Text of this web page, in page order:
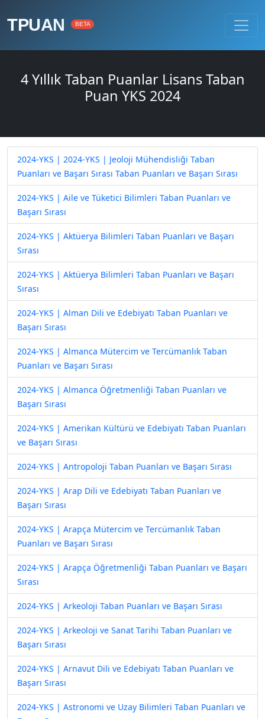
TPUAN BETA
4 Yıllık Taban Puanlar Lisans Taban
Puan YKS 2024
2024-YKS | 2024-YKS | Jeoloji Mühendisliği Taban
Puanları ve Başarı Sırası Taban Puanları ve Başarı Sırası
2024-YKS | Aile ve Tüketici Bilimleri Taban Puanları ve
Başarı Sırası
2024-YKS | Aktüerya Bilimleri Taban Puanları ve Başarı
Sırası
2024-YKS | Aktüerya Bilimleri Taban Puanları ve Başarı
Sırası
2024-YKS | Alman Dili ve Edebiyatı Taban Puanları ve
Başarı Sırası
2024-YKS | Almanca Mütercim ve Tercümanlık Taban
Puanları ve Başarı Sırası
2024-YKS | Almanca Öğretmenliği Taban Puanları ve
Başarı Sırası
2024-YKS | Amerikan Kültürü ve Edebiyatı Taban Puanları
ve Başarı Sırası
2024-YKS | Antropoloji Taban Puanları ve Başarı Sırası
2024-YKS | Arap Dili ve Edebiyatı Taban Puanları ve
Başarı Sırası
2024-YKS | Arapça Mütercim ve Tercümanlık Taban
Puanları ve Başarı Sırası
2024-YKS | Arapça Öğretmenliği Taban Puanları ve Başarı
Sırası
2024-YKS | Arkeoloji Taban Puanları ve Başarı Sırası
2024-YKS | Arkeoloji ve Sanat Tarihi Taban Puanları ve
Başarı Sırası
2024-YKS | Arnavut Dili ve Edebiyatı Taban Puanları ve
Başarı Sırası
2024-YKS | Astronomi ve Uzay Bilimleri Taban Puanları ve